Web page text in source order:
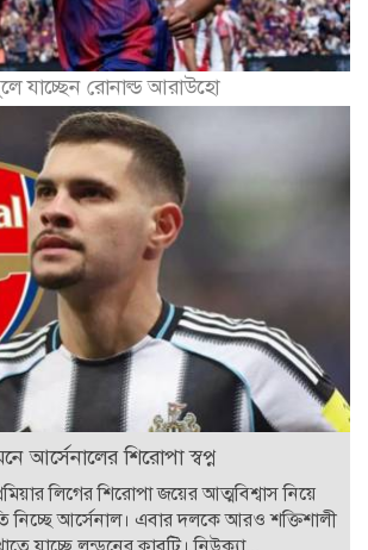
যাচ্ছেন রোনাল্ড আরাউহো
আর্সেনালের শিরোপা স্বপ্ন
লিগের শিরোপা জয়ের আত্মবিশ্বাস নিয়ে
নিচ্ছে আর্সেনাল। এবার দলকে আরও শক্তিশালী